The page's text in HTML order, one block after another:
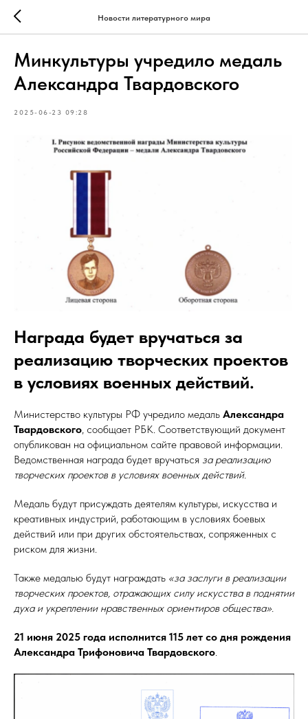
Новости литературного мира
Минкультуры учредило медаль
Александра Твардовского
2025-06-23 09:28
Награда будет вручаться за
реализацию творческих проектов
в условиях военных действий.
Министерство культуры РФ учредило медаль Александра
Твардовского, сообщает РБК. Соответствующий документ
опубликован на официальном сайте правовой информации.
Ведомственная награда будет вручаться за реализацию
творческих проектов в условиях военных действий.
Медаль будут присуждать деятелям культуры, искусства и
креативных индустрий, работающим в условиях боевых
действий или при других обстоятельствах, сопряженных с
риском для жизни.
Также медалью будут награждать «за заслуги в реализации
творческих проектов, отражающих силу искусства в поднятии
духа и укреплении нравственных ориентиров общества».
21 июня 2025 года исполнится 115 лет со дня рождения
Александра Трифоновича Твардовского.